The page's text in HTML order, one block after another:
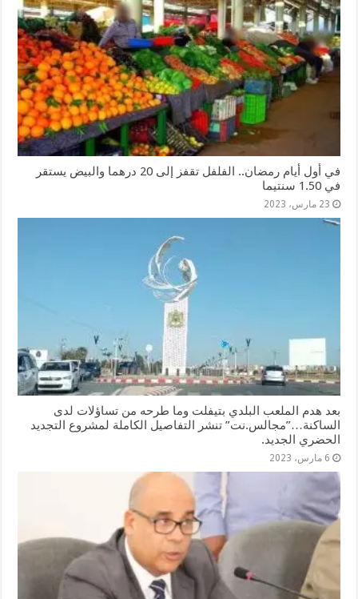
في أول أيام رمضان.. الفلفل تقفز إلى 20 درهما والبيض يستقر
في 1.50 سنتيما
23 مارس، 2023
بعد هدم الملعب البلدي بتيفلت وما طرحه من تساؤلات لدى
الساكنة…”مجالس.نت” تنشر التفاصيل الكاملة لمشروع التجديد
الحضري الجديد.
6 مارس، 2023